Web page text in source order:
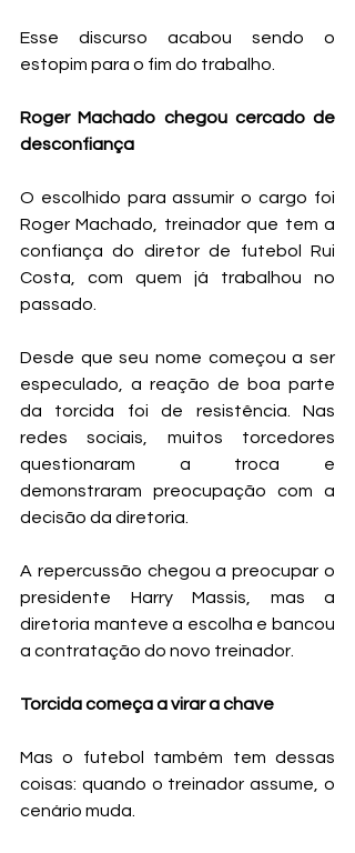
Esse discurso acabou sendo o
estopim para o fim do trabalho.
Roger Machado chegou cercado de
desconfiança
O escolhido para assumir o cargo foi
Roger Machado, treinador que tem a
confiança do diretor de futebol Rui
Costa, com quem já trabalhou no
passado.
Desde que seu nome começou a ser
especulado, a reação de boa parte
da torcida foi de resistência. Nas
redes sociais, muitos torcedores
questionaram a troca e
demonstraram preocupação com a
decisão da diretoria.
A repercussão chegou a preocupar o
presidente Harry Massis, mas a
diretoria manteve a escolha e bancou
a contratação do novo treinador.
Torcida começa a virar a chave
Mas o futebol também tem dessas
coisas: quando o treinador assume, o
cenário muda.